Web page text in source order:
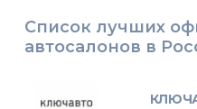
Список лучших
автосалонов в